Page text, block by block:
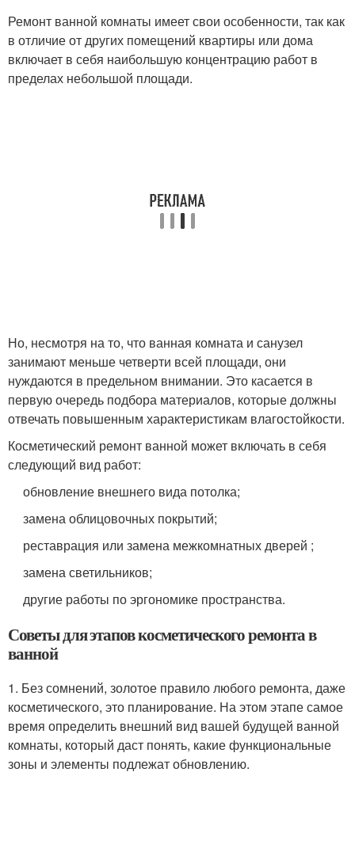
Ремонт ванной комнаты имеет свои особенности, так как
в отличие от других помещений квартиры или дома
включает в себя наибольшую концентрацию работ в
пределах небольшой площади.
Но, несмотря на то, что ванная комната и санузел
занимают меньше четверти всей площади, они
нуждаются в предельном внимании. Это касается в
первую очередь подбора материалов, которые должны
отвечать повышенным характеристикам влагостойкости.
Косметический ремонт ванной может включать в себя
следующий вид работ:
обновление внешнего вида потолка;
замена облицовочных покрытий;
реставрация или замена межкомнатных дверей ;
замена светильников;
другие работы по эргономике пространства.
Советы для этапов косметического ремонта в
ванной
1. Без сомнений, золотое правило любого ремонта, даже
косметического, это планирование. На этом этапе самое
время определить внешний вид вашей будущей ванной
комнаты, который даст понять, какие функциональные
зоны и элементы подлежат обновлению.